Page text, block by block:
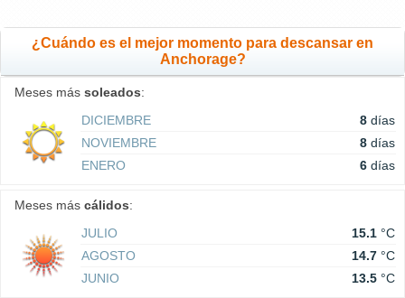
¿Cuándo es el mejor momento para descansar en
Anchorage?
Meses más soleados:
DICIEMBRE
8 días
NOVIEMBRE
8 días
ENERO
6 días
Meses más cálidos:
JULIO
15.1 °C
AGOSTO
14.7 °C
JUNIO
13.5 °C